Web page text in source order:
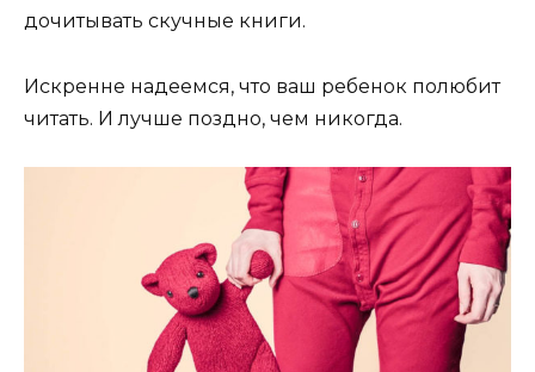
дочитывать скучные книги.
Искренне надеемся, что ваш ребенок полюбит
читать. И лучше поздно, чем никогда.